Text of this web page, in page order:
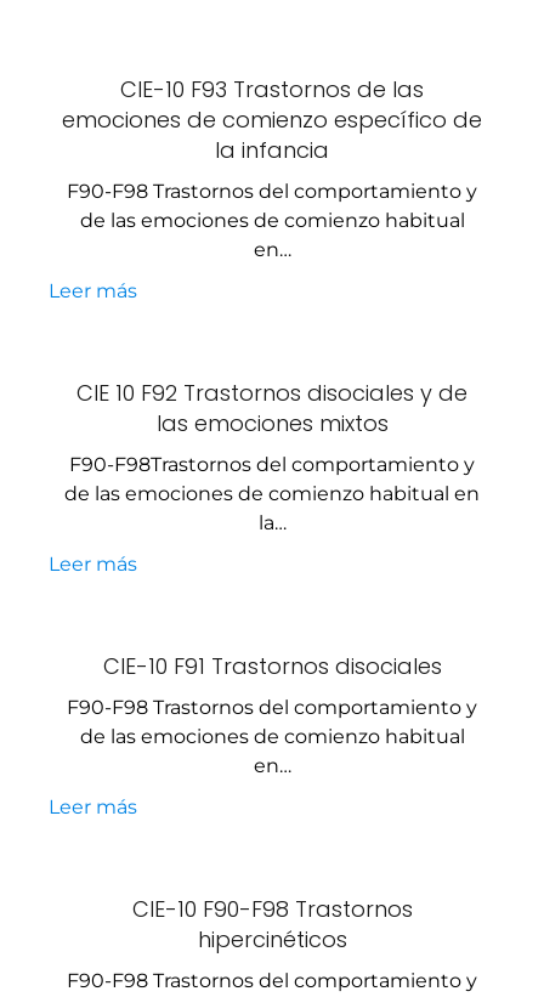
CIE-10 F93 Trastornos de las
emociones de comienzo específico de
la infancia
F90-F98 Trastornos del comportamiento y
de las emociones de comienzo habitual
en…
Leer más
CIE 10 F92 Trastornos disociales y de
las emociones mixtos
F90-F98Trastornos del comportamiento y
de las emociones de comienzo habitual en
la…
Leer más
CIE-10 F91 Trastornos disociales
F90-F98 Trastornos del comportamiento y
de las emociones de comienzo habitual
en…
Leer más
CIE-10 F90-F98 Trastornos
hipercinéticos
F90-F98 Trastornos del comportamiento y